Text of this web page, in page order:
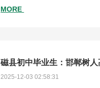
系老师占比30%；专业强，责任
MORE
磁县初中毕业生：邯郸树
2025-12-03 02:58:31